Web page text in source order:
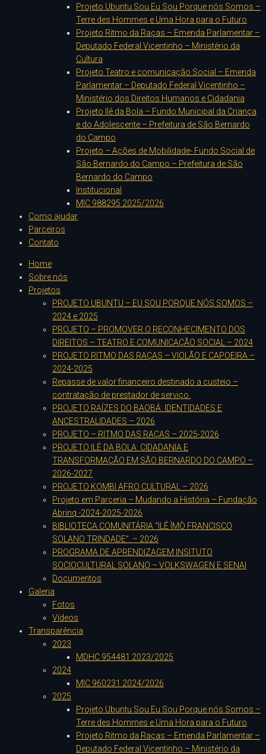
Projeto Ubuntu Sou Eu Sou Porque nós Somos –
Terre des Hommes e Uma Hora para o Futuro
Projeto Ritmo da Raças – Emenda Parlamentar –
Deputado Federal Vicentinho – Ministério da
Cultura
Projeto Teatro e comunicação Social – Emenda
Parlamentar – Deputado Federal Vicentinho –
Ministério dos Direitos Humanos e Cidadania
Projeto Ilê da Bola – Fundo Municipal da Criança
e do Adolescente – Prefeitura de São Bernardo
do Campo
Projeto – Ações de Mobilidade- Fundo Social de
São Bernardo do Campo – Prefeitura de São
Bernardo do Campo
Institucional
MIC 988295 2025/2026
Como ajudar
Parceiros
Contato
Home
Sobre nós
Projetos
PROJETO UBUNTU – EU SOU PORQUE NÓS SOMOS –
2024 e 2025
PROJETO – PROMOVER O RECONHECIMENTO DOS
DIREITOS – TEATRO E COMUNICAÇÃO SOCIAL – 2024
PROJETO RITMO DAS RAÇAS – VIOLÃO E CAPOEIRA –
2024-2025
Repasse de valor financeiro destinado a custeio –
contratação de prestador de serviço.
PROJETO RAÍZES DO BAOBÁ: IDENTIDADES E
ANCESTRALIDADES – 2026
PROJETO – RITMO DAS RAÇAS – 2025-2026
PROJETO ILÉ DA BOLA: CIDADANIA E
TRANSFORMAÇÃO EM SÃO BERNARDO DO CAMPO –
2026-2027
PROJETO KOMBI AFRO CULTURAL – 2026
Projeto em Parceria – Mudando a História – Fundação
Abrinq -2024-2025-2026
BIBLIOTECA COMUNITÁRIA “ILÉ ÌMÒ FRANCISCO
SOLANO TRINDADE”. – 2026
PROGRAMA DE APRENDIZAGEM INSITUTO
SOCIOCULTURAL SOLANO – VOLKSWAGEN E SENAI
Documentos
Galeria
Fotos
Vídeos
Transparência
2023
MDHC 954481 2023/2025
2024
MIC 960231 2024/2026
2025
Projeto Ubuntu Sou Eu Sou Porque nós Somos –
Terre des Hommes e Uma Hora para o Futuro
Projeto Ritmo da Raças – Emenda Parlamentar –
Deputado Federal Vicentinho – Ministério da